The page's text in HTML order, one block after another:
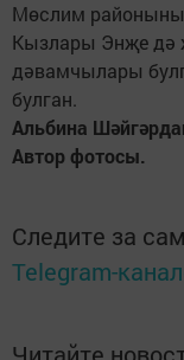
Мөслим
Кызлары Энҗе дә
дәвамчылары
булган.
Альбина
Автор фотосы.
Следите за
Telegram-